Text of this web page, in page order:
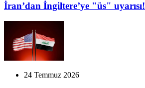
İran’dan İngiltere’ye "üs" uyarısı!
24 Temmuz 2026